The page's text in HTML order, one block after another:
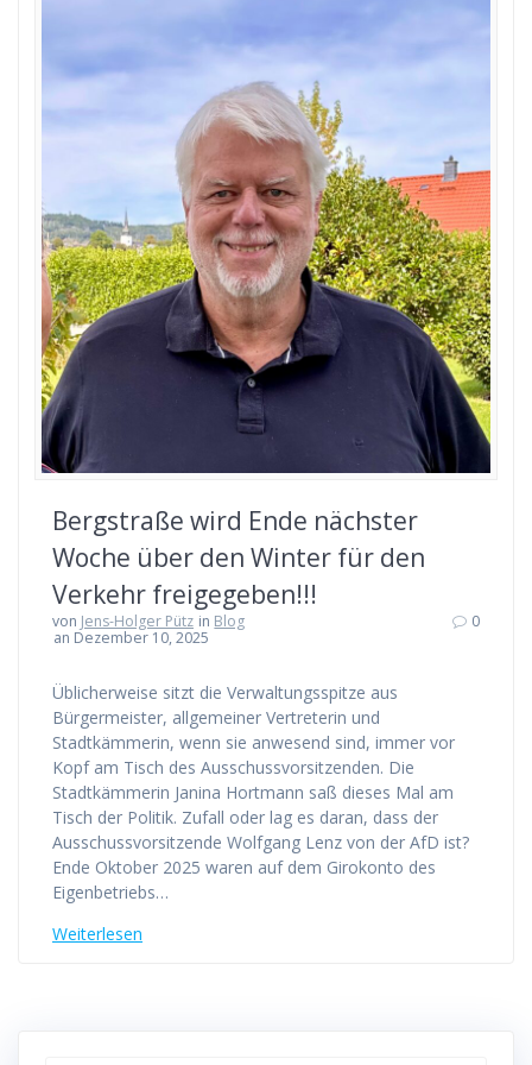
Bergstraße wird Ende nächster
Woche über den Winter für den
Verkehr freigegeben!!!
von Jens-Holger Pütz in Blog
an Dezember 10, 2025
0
Üblicherweise sitzt die Verwaltungsspitze aus
Bürgermeister, allgemeiner Vertreterin und
Stadtkämmerin, wenn sie anwesend sind, immer vor
Kopf am Tisch des Ausschussvorsitzenden. Die
Stadtkämmerin Janina Hortmann saß dieses Mal am
Tisch der Politik. Zufall oder lag es daran, dass der
Ausschussvorsitzende Wolfgang Lenz von der AfD ist?
Ende Oktober 2025 waren auf dem Girokonto des
Eigenbetriebs…
Weiterlesen